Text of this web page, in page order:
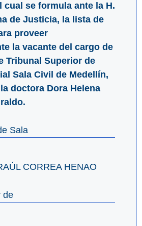
cual se formula ante la H.
de Justicia, la lista de
proveer
la vacante del cargo de
Tribunal Superior de
Sala Civil de Medellín,
doctora Dora Helena
Sala
CORREA HENAO
de